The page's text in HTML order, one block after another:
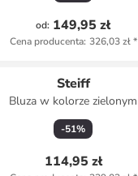
od: 149,95 zł
Cena producenta: 326,03 zł*
Steiff
Bluza w kolorze zielonym
-51%
114,95 zł